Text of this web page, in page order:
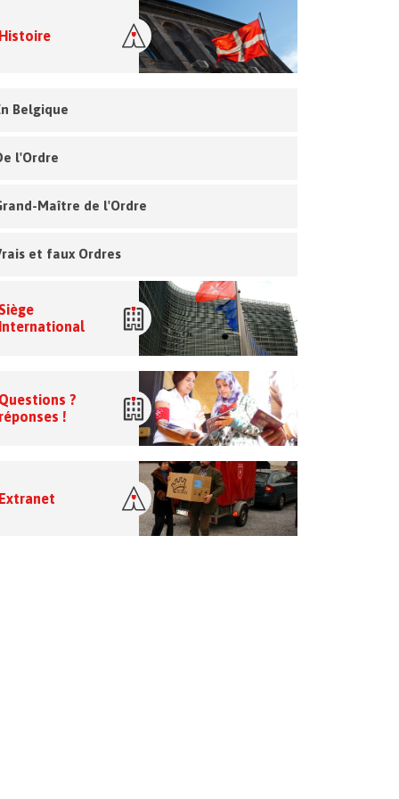
Histoire
Belgique
l'Ordre
Maître de l'Ordre
et faux Ordres
International
Questions ?
réponses !
Extranet